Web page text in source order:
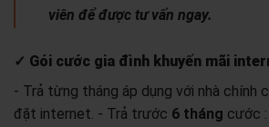
viên để được tư vấn ngay.
✓ Gói cước gia đình khuyến mãi
- Trả từng tháng áp dụng với nhà chính
đặt internet. - Trả trước 6 tháng cước